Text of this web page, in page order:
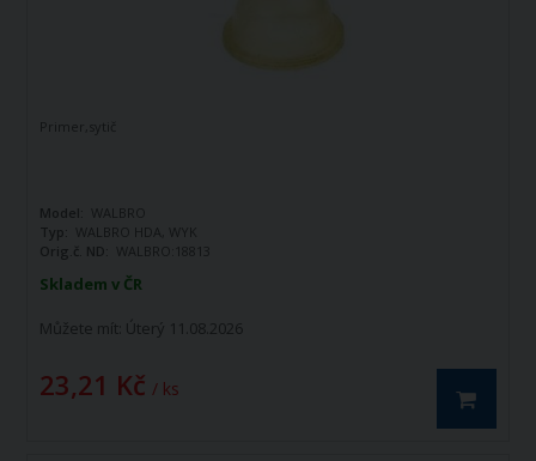
Skladem v ČR
Můžete mít: Úterý 11.08.2026
23,21 Kč / ks
Primer,sytič
Model:
WALBRO
Typ:
WALBRO HDA, WYK
Orig.č. ND:
WALBRO:18813